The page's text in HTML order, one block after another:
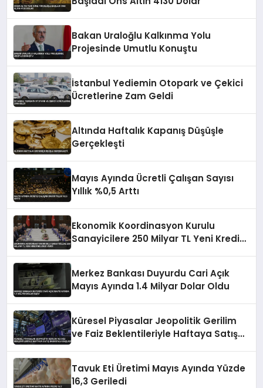
Bakan Uraloğlu Kalkınma Yolu
Projesinde Umutlu Konuştu
İstanbul Yediemin Otopark ve Çekici
Ücretlerine Zam Geldi
Altında Haftalık Kapanış Düşüşle
Gerçekleşti
Mayıs Ayında Ücretli Çalışan Sayısı
Yıllık %0,5 Arttı
Ekonomik Koordinasyon Kurulu
Sanayicilere 250 Milyar TL Yeni Kredi
Merkez Bankası Duyurdu Cari Açık
Mayıs Ayında 1.4 Milyar Dolar Oldu
Küresel Piyasalar Jeopolitik Gerilim
ve Faiz Beklentileriyle Haftaya Satış
Tavuk Eti Üretimi Mayıs Ayında Yüzde
16,3 Geriledi